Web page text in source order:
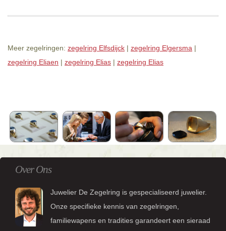
Meer zegelringen: zegelring Elfsdijck | zegelring Elgersma |
zegelring Eliaen | zegelring Elias | zegelring Elias
Over Ons
Juwelier De Zegelring is gespecialiseerd juwelier.
Onze specifieke kennis van zegelringen,
familiewapens en tradities garandeert een sieraad